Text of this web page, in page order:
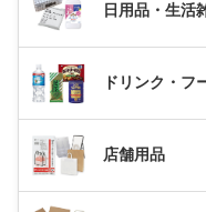
日用品・生活
ドリンク・フ
店舗用品